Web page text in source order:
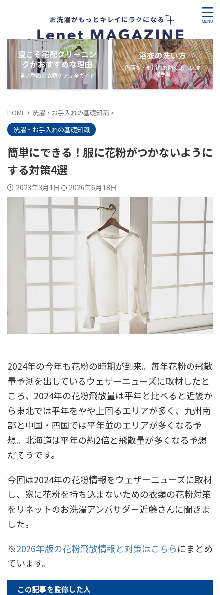
夏こそ宅配クリーニン
グがおすすめな理由
暑い季節の衣類ケア完全ガイド
浴衣の洗い方
色落ち・形崩れを防ぐ正しい洗
濯手順
HOME > 洗濯・お手入れの基礎知識 >
洗濯・お手入れの基礎知識
簡単にできる！服に花粉がつかないように
する対策4選
2023年3月1日 2026年6月18日
2024年の今年も花粉の時期が到来。毎年花粉の飛散
量予測を出しているウェザーニューズに取材したと
ころ、2024年の花粉飛散量は平年と比べると近畿か
ら東北では平年をやや上回るエリアが多く、九州南
部と中国・四国では平年並のエリアが多くなる予
想。北海道は平年の約2倍と飛散量が多くなる予想
だそうです。
今回は2024年の花粉情報をウェザーニューズに取材
し、家に花粉を持ち込まないための衣類の花粉対策
をリネットのお洗濯アンバサダー近藤さんに聞きま
した。
※2026年版の花粉飛散情報と対策はこちらにまとめ
ています。
この記事を監修した人